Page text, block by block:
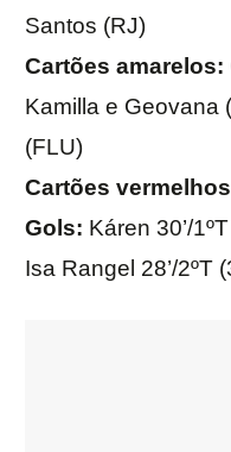
Santos (RJ)
Cartões amarelos:
Kamilla e Geovana
(FLU)
Cartões
Gols: Káren 30’/
Isa Rangel 28’/2ºT